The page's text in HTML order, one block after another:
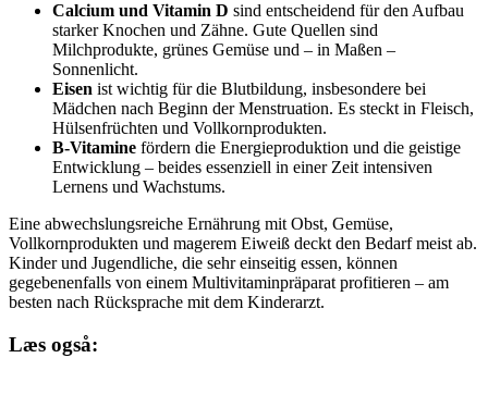
Calcium und Vitamin D sind entscheidend für den Aufbau
starker Knochen und Zähne. Gute Quellen sind
Milchprodukte, grünes Gemüse und – in Maßen –
Sonnenlicht.
Eisen ist wichtig für die Blutbildung, insbesondere bei
Mädchen nach Beginn der Menstruation. Es steckt in Fleisch,
Hülsenfrüchten und Vollkornprodukten.
B-Vitamine fördern die Energieproduktion und die geistige
Entwicklung – beides essenziell in einer Zeit intensiven
Lernens und Wachstums.
Eine abwechslungsreiche Ernährung mit Obst, Gemüse,
Vollkornprodukten und magerem Eiweiß deckt den Bedarf meist ab.
Kinder und Jugendliche, die sehr einseitig essen, können
gegebenenfalls von einem Multivitaminpräparat profitieren – am
besten nach Rücksprache mit dem Kinderarzt.
Læs også: